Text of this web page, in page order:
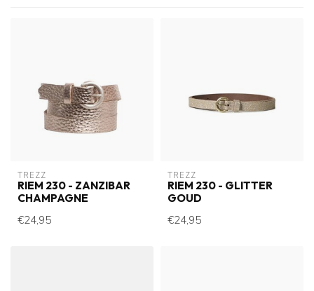
TREZZ
RIEM 230 - ZANZIBAR
CHAMPAGNE
€24,95
TREZZ
RIEM 230 - GLITTER
GOUD
€24,95